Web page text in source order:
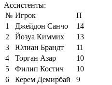
Ассистенты:
№ Игрок
П
1
Джейдон Санчо
14
2
Йозуа Киммих
13
3
Юлиан Брандт
11
4
Торган Азар
10
5
Филип Костич
10
6
Керем Демирбай
9